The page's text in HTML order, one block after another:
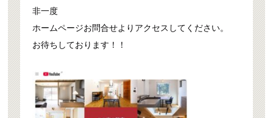
非一度
ホームページお問合せよりアクセスしてください。
お待ちしております！！